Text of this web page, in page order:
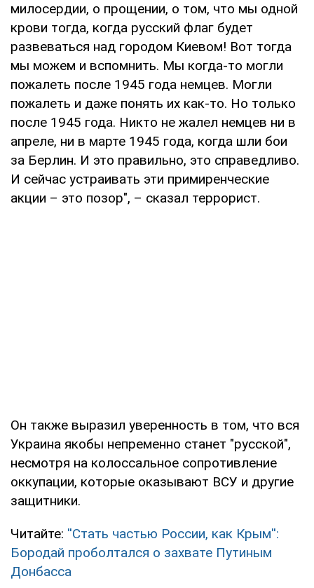
милосердии, о прощении, о том, что мы одной
крови тогда, когда русский флаг будет
развеваться над городом Киевом! Вот тогда
мы можем и вспомнить. Мы когда-то могли
пожалеть после 1945 года немцев. Могли
пожалеть и даже понять их как-то. Но только
после 1945 года. Никто не жалел немцев ни в
апреле, ни в марте 1945 года, когда шли бои
за Берлин. И это правильно, это справедливо.
И сейчас устраивать эти примиренческие
акции – это позор", – сказал террорист.
Он также выразил уверенность в том, что вся
Украина якобы непременно станет "русской",
несмотря на колоссальное сопротивление
оккупации, которые оказывают ВСУ и другие
защитники.
Читайте: ''Стать частью России, как Крым'':
Бородай проболтался о захвате Путиным
Донбасса